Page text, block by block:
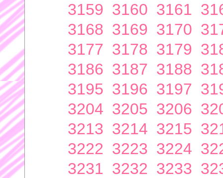
3159 3160 3161
3168 3169 3170
3177 3178 3179
3186 3187 3188
3195 3196 3197
3204 3205 3206
3213 3214 3215
3222 3223 3224
3231 3232 3233